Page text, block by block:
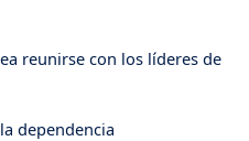
reunirse con los líderes de
dependencia